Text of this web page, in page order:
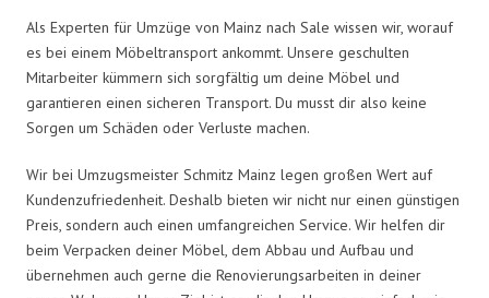
Als Experten für Umzüge von Mainz nach Sale wissen wir, worauf
es bei einem Möbeltransport ankommt. Unsere geschulten
Mitarbeiter kümmern sich sorgfältig um deine Möbel und
garantieren einen sicheren Transport. Du musst dir also keine
Sorgen um Schäden oder Verluste machen.
Wir bei Umzugsmeister Schmitz Mainz legen großen Wert auf
Kundenzufriedenheit. Deshalb bieten wir nicht nur einen günstigen
Preis, sondern auch einen umfangreichen Service. Wir helfen dir
beim Verpacken deiner Möbel, dem Abbau und Aufbau und
übernehmen auch gerne die Renovierungsarbeiten in deiner